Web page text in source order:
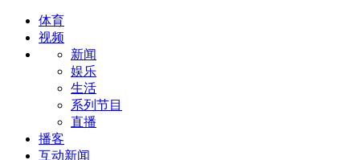
体育
视频
新闻
娱乐
生活
系列节目
直播
播客
互动新闻